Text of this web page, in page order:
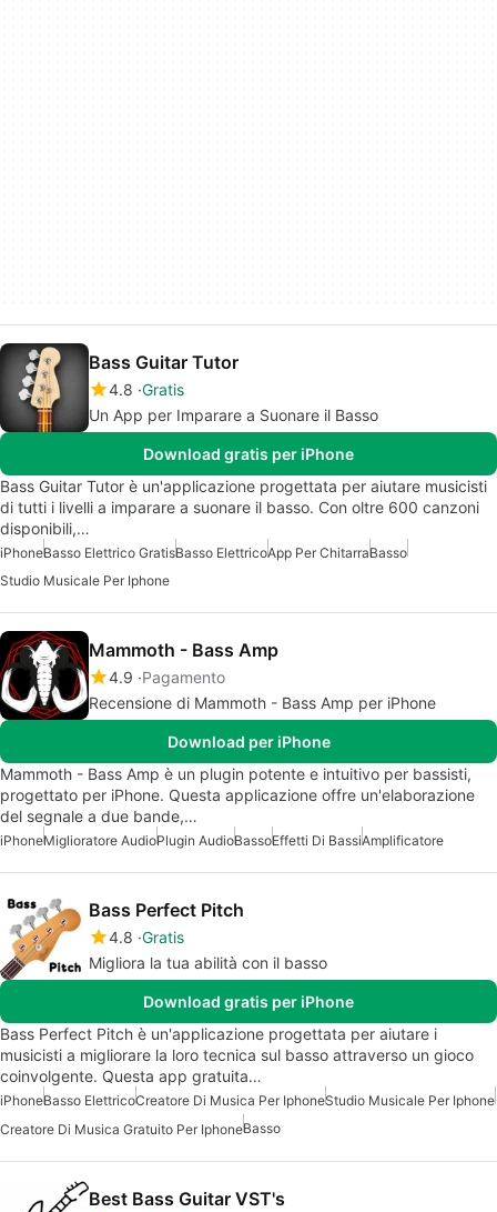
Bass Guitar Tutor
4.8 Gratis
Un App per Imparare a Suonare il Basso
Download gratis per iPhone
Bass Guitar Tutor è un'applicazione progettata per aiutare musicisti
di tutti i livelli a imparare a suonare il basso. Con oltre 600 canzoni
disponibili,…
iPhoneBasso Elettrico GratisBasso ElettricoApp Per ChitarraBasso
Studio Musicale Per Iphone
Mammoth - Bass Amp
4.9 Pagamento
Recensione di Mammoth - Bass Amp per iPhone
Download per iPhone
Mammoth - Bass Amp è un plugin potente e intuitivo per bassisti,
progettato per iPhone. Questa applicazione offre un'elaborazione
del segnale a due bande,…
iPhoneMiglioratore AudioPlugin AudioBassoEffetti Di BassiAmplificatore
Bass Perfect Pitch
4.8 Gratis
Migliora la tua abilità con il basso
Download gratis per iPhone
Bass Perfect Pitch è un'applicazione progettata per aiutare i
musicisti a migliorare la loro tecnica sul basso attraverso un gioco
coinvolgente. Questa app gratuita…
iPhoneBasso ElettricoCreatore Di Musica Per IphoneStudio Musicale Per Iphone
Creatore Di Musica Gratuito Per IphoneBasso
Best Bass Guitar VST's